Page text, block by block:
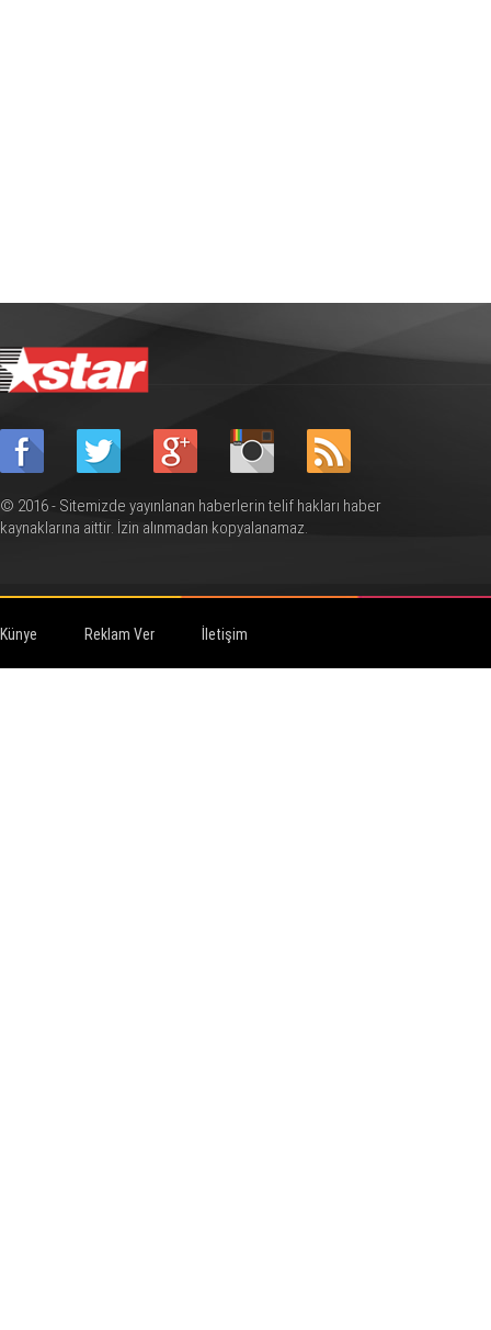
© 2016 - Sitemizde yayınlanan haberlerin telif hakları haber
kaynaklarına aittir. İzin alınmadan kopyalanamaz.
Künye Reklam Ver İletişim